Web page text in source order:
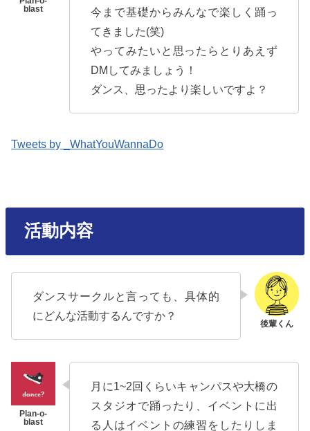
今まで基礎からみんなで楽しく踊っ
てきました(笑)
やってみたいと思ったらとりあえず
DMしてみましょう！
ダンス、思ったより楽しいですよ？
Tweets by _WhatYouWannaDo
活動内容
ダンスサークルと言っても、具体的
にどんな活動するんですか？
月に1~2回くらいキャンパスや大橋の
スタジオで踊ったり、イベントに出
る人はイベントの練習をしたりしま